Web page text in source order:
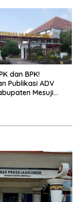
dan BPK!
Publikasi ADV
Mesuji